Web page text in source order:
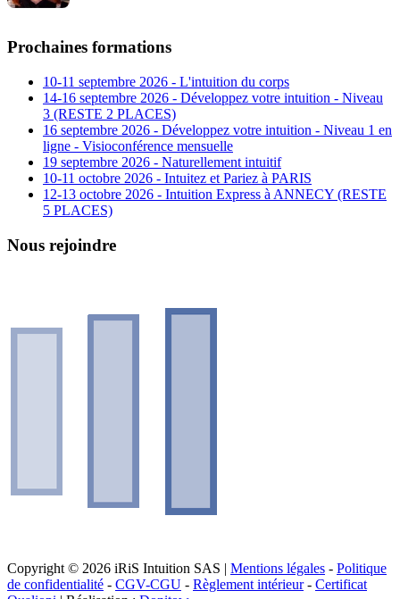
Prochaines formations
10-11 septembre 2026 - L'intuition du corps
14-16 septembre 2026 - Développez votre intuition - Niveau
3 (RESTE 2 PLACES)
16 septembre 2026 - Développez votre intuition - Niveau 1 en
ligne - Visioconférence mensuelle
19 septembre 2026 - Naturellement intuitif
10-11 octobre 2026 - Intuitez et Pariez à PARIS
12-13 octobre 2026 - Intuition Express à ANNECY (RESTE
5 PLACES)
Nous rejoindre
Copyright © 2026 iRiS Intuition SAS | Mentions légales - Politique
de confidentialité - CGV-CGU - Règlement intérieur- Certificat